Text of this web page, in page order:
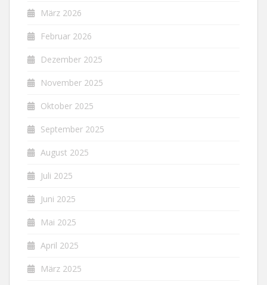
März 2026
Februar 2026
Dezember 2025
November 2025
Oktober 2025
September 2025
August 2025
Juli 2025
Juni 2025
Mai 2025
April 2025
März 2025